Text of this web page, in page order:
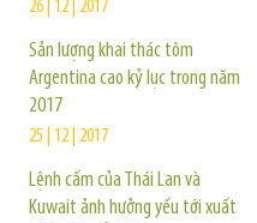
26 | 12 | 2017
Sản lượng khai thác tôm
Argentina cao kỷ lục trong năm
2017
25 | 12 | 2017
Lệnh cấm của Thái Lan và
Kuwait ảnh hưởng yếu tới xuất